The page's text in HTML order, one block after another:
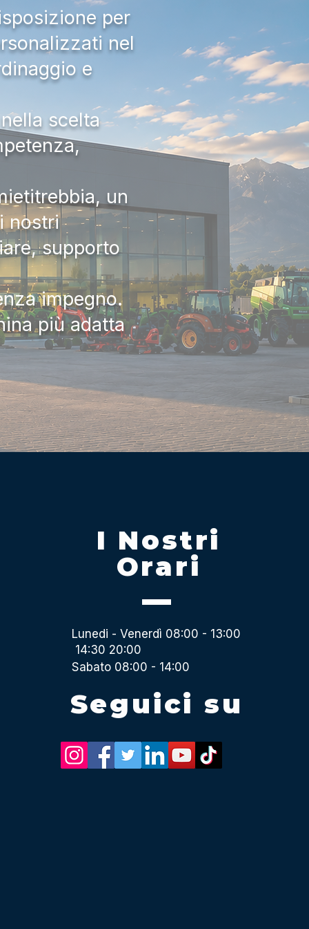
per
nel
e
scelta
un
nostri
supporto
impegno.
più adatta
I Nostri
Orari
Lunedi - Venerdì 08:00 - 13:00
14:30 20:00
Sabato 08:00 - 14:00
Seguici su